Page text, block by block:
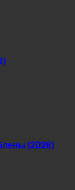
(2026)